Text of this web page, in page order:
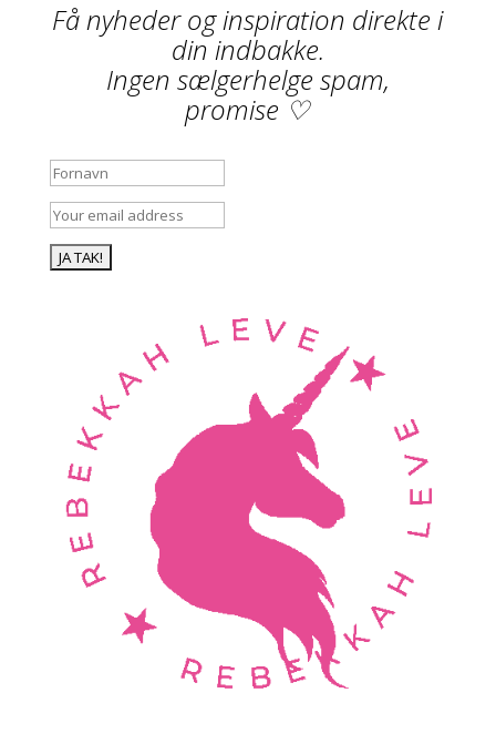
Få nyheder og inspiration direkte i
din indbakke.
Ingen sælgerhelge spam,
promise ♡